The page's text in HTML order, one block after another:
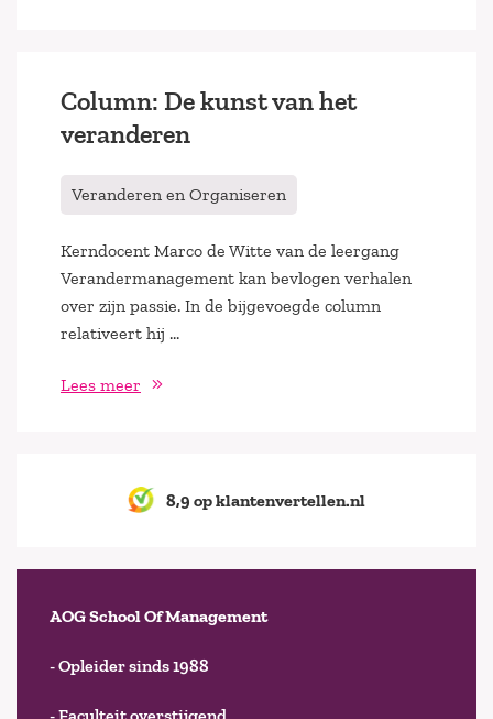
Column: De kunst van het
veranderen
Veranderen en Organiseren
Kerndocent Marco de Witte van de leergang
Verandermanagement kan bevlogen verhalen
over zijn passie. In de bijgevoegde column
relativeert hij …
Lees meer
8,9 op klantenvertellen.nl
AOG School Of Management
- Opleider sinds 1988